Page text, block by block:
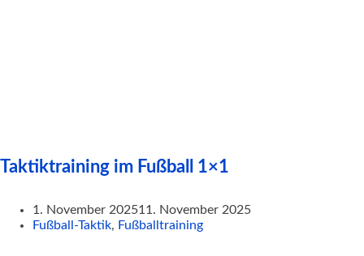
Taktiktraining im Fußball 1×1
1. November 202511. November 2025
Fußball-Taktik, Fußballtraining